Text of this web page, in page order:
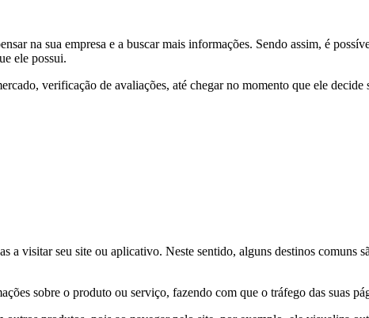
na sua empresa e a buscar mais informações. Sendo assim, é
ele possui.
verificação de avaliações, até chegar no momento que ele decide
a visitar seu site ou aplicativo. Neste sentido, alguns destinos comuns
sobre o produto ou serviço, fazendo com que o tráfego das suas